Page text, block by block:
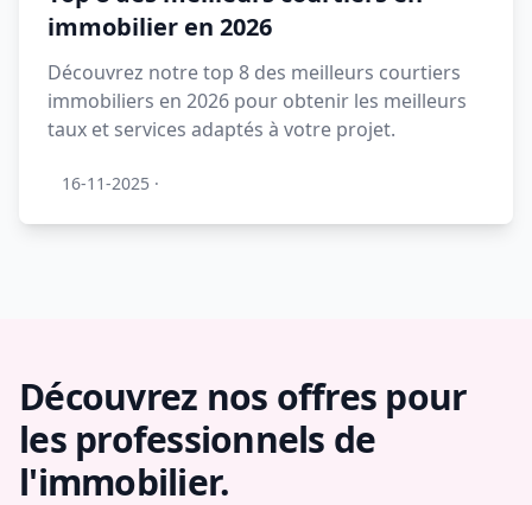
immobilier en 2026
Découvrez notre top 8 des meilleurs courtiers
immobiliers en 2026 pour obtenir les meilleurs
taux et services adaptés à votre projet.
16-11-2025 ·
Découvrez nos offres pour
les professionnels de
l'immobilier.